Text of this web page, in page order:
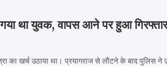
था युवक, वापस आने पर हुआ गिरफ्तार
खर्च उठाया था। प्रयागराज से लौटने के बाद पुलिस ने